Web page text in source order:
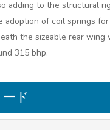
adding to the structural
adoption of coil springs
the sizeable rear
315 bhp.
ド